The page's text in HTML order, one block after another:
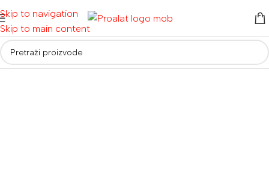
Skip to navigation
Skip to main content
Početna/ Pribor/Listovi pila